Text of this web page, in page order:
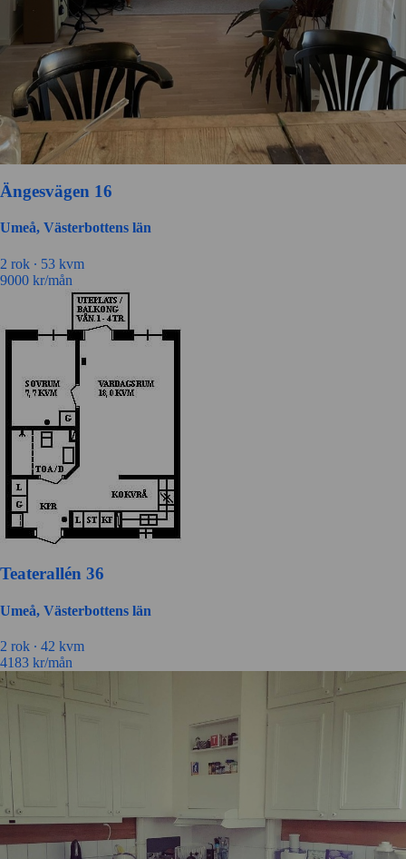
Ängesvägen 16
Umeå, Västerbottens län
2 rok ∙ 53 kvm
9000 kr/mån
Teaterallén 36
Umeå, Västerbottens län
2 rok ∙ 42 kvm
4183 kr/mån